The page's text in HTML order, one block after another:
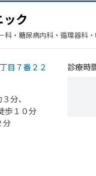
ク
科・​糖尿病内科・​循環器科
目７番２２
分、
歩１０分
分
診療時